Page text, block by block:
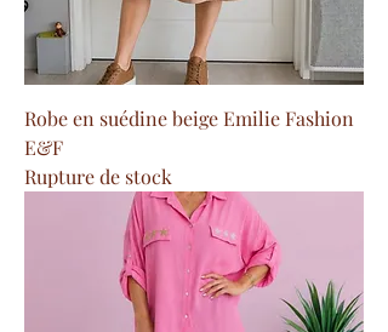
Robe en suédine beige Emilie Fashion
E&F
Rupture de stock